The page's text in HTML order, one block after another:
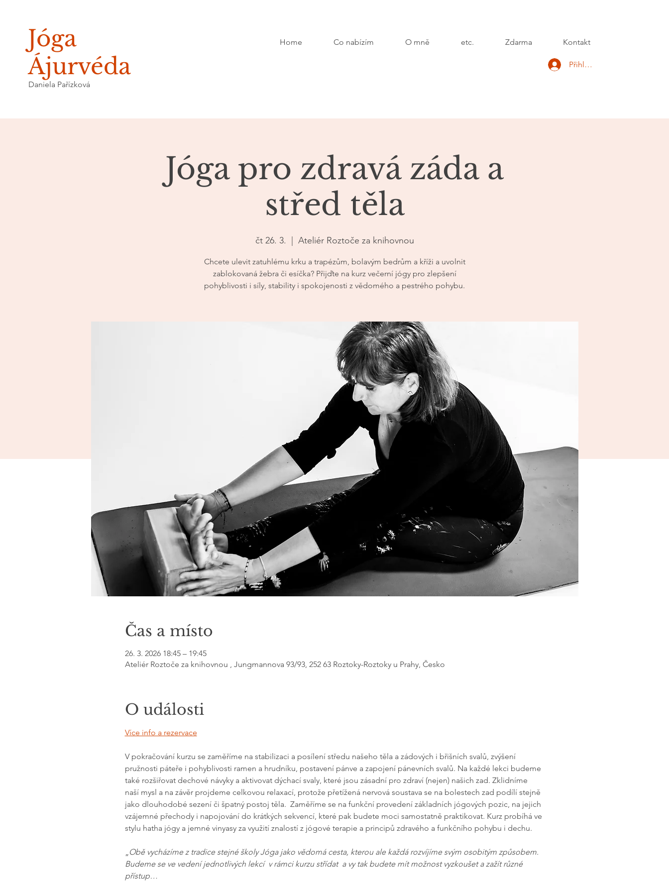
Jóga
Ájurvéda
Daniela Pařízková
Home Co nabízím O mně etc. Zdarma Kontakt
Přihlásit se
Jóga pro zdravá záda a
střed těla
čt 26. 3. Ateliér Roztoče za knihovnou
Chcete ulevit zatuhlému krku a trapézům, bolavým bedrům a kříži a uvolnit
zablokovaná žebra či esíčka? Přijďte na kurz večerní jógy pro zlepšení
pohyblivosti i síly, stability i spokojenosti z vědomého a pestrého pohybu.
Čas a místo
26. 3. 2026 18:45 – 19:45
Ateliér Roztoče za knihovnou , Jungmannova 93/93, 252 63 Roztoky-Roztoky u Prahy, Česko
O události
Více info a rezervace
V pokračování kurzu se zaměříme na stabilizaci a posílení středu našeho těla a zádových i břišních svalů, zvýšení
pružnosti páteře i pohyblivosti ramen a hrudníku, postavení pánve a zapojení pánevních svalů. Na každé lekci budeme
také rozšiřovat dechové návyky a aktivovat dýchací svaly, které jsou zásadní pro zdraví (nejen) našich zad. Zklidníme
naší mysl a na závěr projdeme celkovou relaxací, protože přetížená nervová soustava se na bolestech zad podílí stejně
jako dlouhodobé sezení či špatný postoj těla.  Zaměříme se na funkční provedení základních jógových pozic, na jejich
vzájemné přechody i napojování do krátkých sekvencí, které pak budete moci samostatně praktikovat. Kurz probíhá ve
stylu hatha jógy a jemné vinyasy za využití znalostí z jógové terapie a principů zdravého a funkčního pohybu i dechu.
„Obě vycházíme z tradice stejné školy Jóga jako vědomá cesta, kterou ale každá rozvíjíme svým osobitým způsobem.
Budeme se ve vedení jednotlivých lekcí  v rámci kurzu střídat  a vy tak budete mít možnost vyzkoušet a zažít různé
přístup…